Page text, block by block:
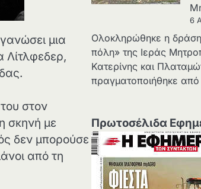
μια
Λίτλφεδερ,
στον
σκηνή με
δεν μπορούσε
από τη
6
Ολοκληρώθηκε η
πόλη» της Ιεράς
Κατερίνης και
πραγματοποιήθηκε από
Πρωτοσέλιδα